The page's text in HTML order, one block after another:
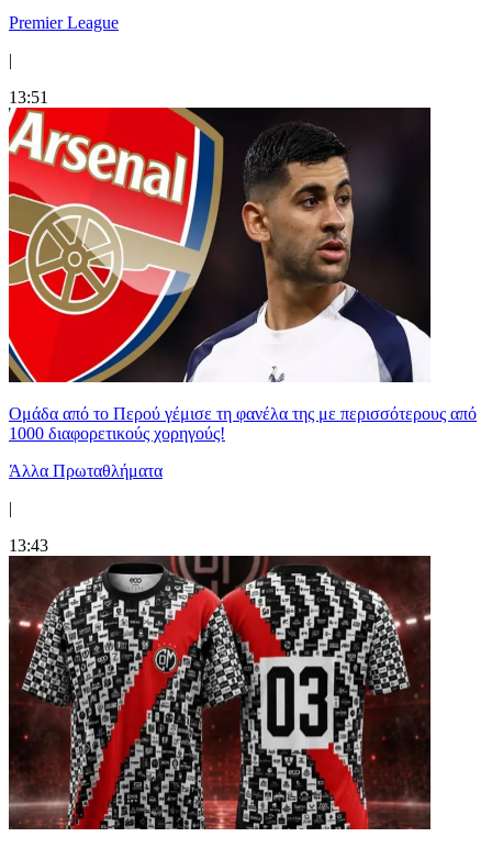
Premier League
|
13:51
Ομάδα από το Περού γέμισε τη φανέλα της με περισσότερους από
1000 διαφορετικούς χορηγούς!
Άλλα Πρωταθλήματα
|
13:43